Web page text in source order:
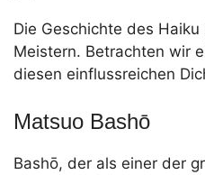
Die Geschichte des
Meistern. Betrachten wir
diesen einflussreichen
Matsuo Bashō
Bashō, der als einer der